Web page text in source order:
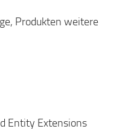
Produkten weitere
Entity Extensions